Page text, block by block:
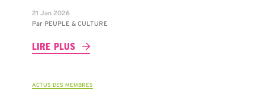
21 Jan 2026
Par PEUPLE & CULTURE
LIRE PLUS
ACTUS DES MEMBRES